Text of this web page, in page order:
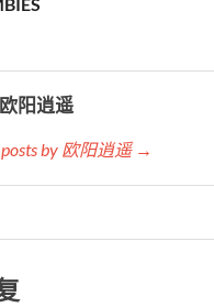
阳逍遥
by 欧阳逍遥 →